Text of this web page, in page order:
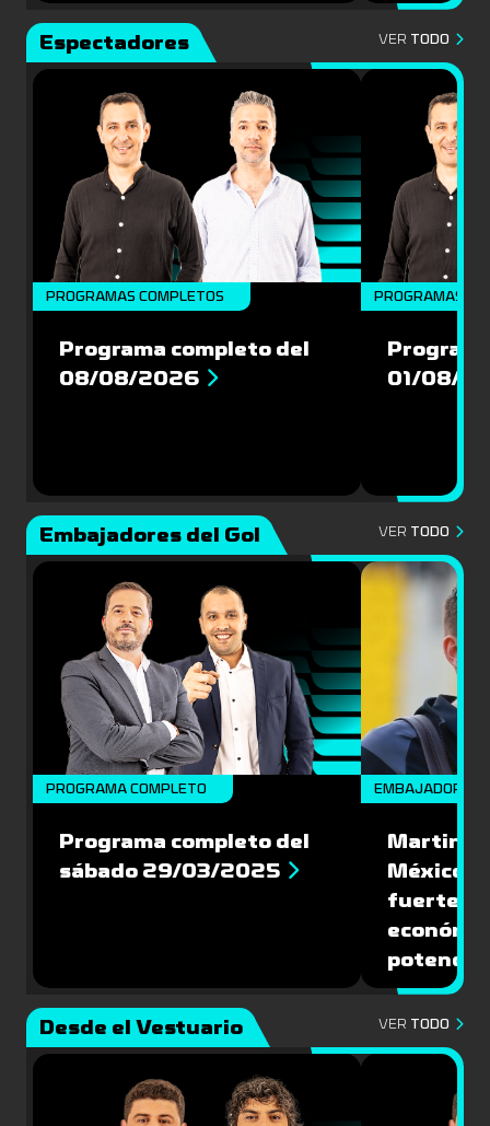
Espectadores VER TODO
PROGRAMAS COMPLETOS
Programa completo del
08/08/2026
PROGRAMAS
01/08/
Embajadores del Gol VER TODO
PROGRAMA COMPLETO
Programa completo del
sábado 29/03/2025
EMBAJADORES
Martin
México:
fuerte
Desde el Vestuario VER TODO